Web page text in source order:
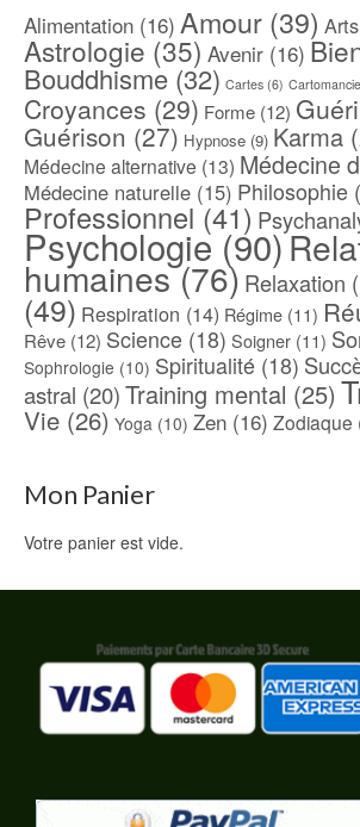
Alimentation (16) Amour (39)
Astrologie (35) Avenir (16)
Bouddhisme (32) Cartes (6) Cartomancie
Croyances (29) Forme (12)
Guérison (27) Hypnose (9) Karma
Médecine alternative (13) Médecine
Médecine naturelle (15) Philosophie
Professionnel(41)
Psychologie(90)
humaines(76) Relaxation
(49) Respiration (14) Régime (11)
Rêve (12) Science (18) Soigner (11)
Sophrologie (10) Spiritualité (18)
astral (20)Training mental (25)
Vie (26) Yoga (10) Zen (16) Zodiaque
Mon Panier
Votre panier est vide.